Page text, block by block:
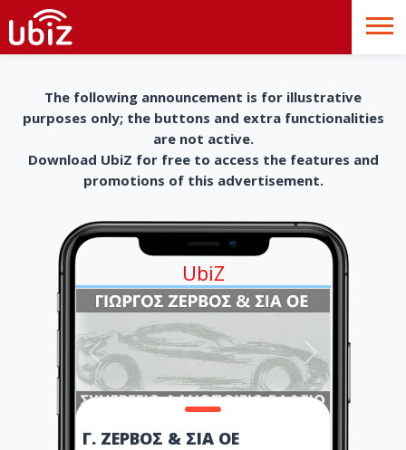
The following announcement is for illustrative
purposes only; the buttons and extra functionalities
are not active.
Download UbiZ for free to access the features and
promotions of this advertisement.
UbiZ
Γ. ΖΕΡΒΟΣ & ΣΙΑ ΟΕ